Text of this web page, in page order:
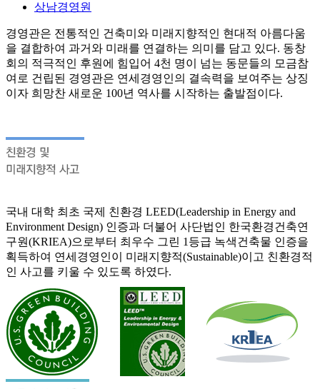
상남경영원
경영관은 전통적인 건축미와 미래지향적인 현대적 아름다움
을 결합하여 과거와 미래를 연결하는 의미를 담고 있다. 동창
회의 적극적인 후원에 힘입어 4천 명이 넘는 동문들의 모금참
여로 건립된 경영관은 연세경영인의 결속력을 보여주는 상징
이자 희망찬 새로운 100년 역사를 시작하는 출발점이다.
국내 대학 최초 국제 친환경 LEED(Leadership in Energy and
Environment Design) 인증과 더불어 사단법인 한국환경건축연
구원(KRIEA)으로부터 최우수 그린 1등급 녹색건축물 인증을
획득하여 연세경영인이 미래지향적(Sustainable)이고 친환경적
인 사고를 키울 수 있도록 하였다.